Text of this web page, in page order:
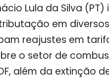
Lula da Silva
em
reajustes em
o setor de
além da extinção